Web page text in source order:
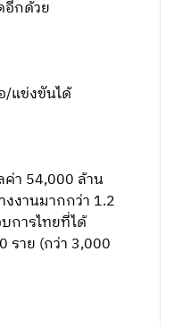
อีกด้วย
/แข่งขันได้
า 54,000 ล้าน
งานมากกว่า 1.2
การไทยที่ได้
ราย (กว่า 3,000